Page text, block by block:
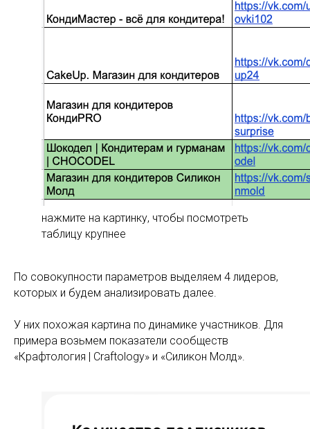
нажмите на картинку, чтобы посмотреть
таблицу крупнее
По совокупности параметров выделяем 4 лидеров,
которых и будем анализировать далее.
У них похожая картина по динамике участников. Для
примера возьмем показатели сообществ
«Крафтология | Craftology» и «Силикон Молд».